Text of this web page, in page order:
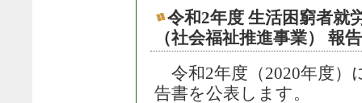
令和2年度 生活困窮者就
（社会福祉推進事業） 報
令和2年度（2020年度）
告書を公表します。